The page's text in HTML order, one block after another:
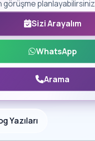
görüşme
Sizi Arayalım
WhatsApp
Arama
Yazıları